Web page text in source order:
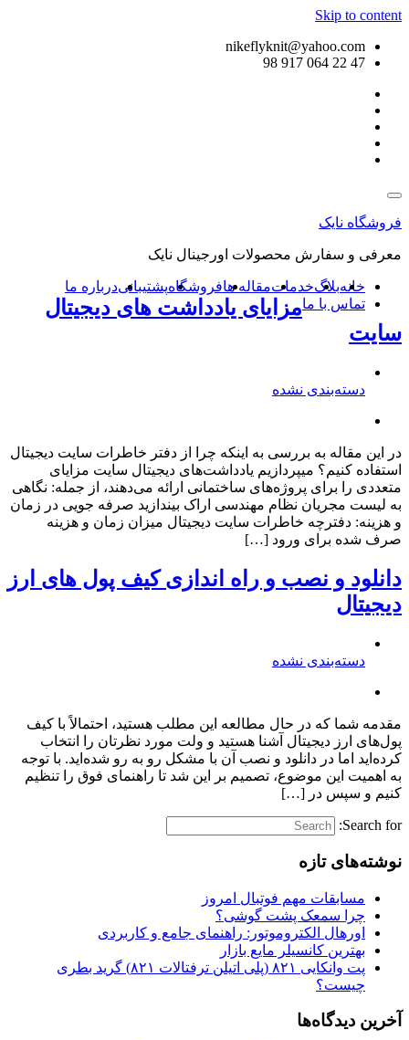
Skip to content
nikeflyknit@yahoo.com
47 22 064 917 98
فروشگاه نایک
معرفی و سفارش محصولات اورجینال نایک
خانهبلاگخدماتمقاله هافروشگاهپشتیبانیدرباره ما
تماس با مامزایای یادداشت‌ های دیجیتال
سایت
دسته‌بندی نشده
در این مقاله به بررسی به اینکه چرا از دفتر خاطرات سایت دیجیتال
استفاده کنیم؟ میپردازیم یادداشت‌های دیجیتال سایت مزایای
متعددی را برای پروژه‌های ساختمانی ارائه می‌دهند، از جمله: نگاهی
به لیست مجریان نظام مهندسی اراک بیندازید صرفه جویی در زمان
و هزینه: دفترچه خاطرات سایت دیجیتال میزان زمان و هزینه
صرف شده برای ورود […]
دانلود و نصب و راه اندازی کیف پول های ارز
دیجیتال
دسته‌بندی نشده
مقدمه شما که در حال مطالعه این مطلب هستید، احتمالاً با کیف
پول‌های ارز دیجیتال آشنا هستید و ولت مورد نظرتان را انتخاب
کرده‌اید اما در دانلود و نصب آن با مشکل رو به رو شده‌اید. با توجه
به اهمیت این موضوع، تصمیم بر این شد تا راهنمای فوق را تنظیم
کنیم و سپس در […]
Search for:
نوشته‌های تازه
مسابقات مهم فوتبال امروز
چرا سمعک پشت گوشی؟
اورهال الکتروموتور: راهنمای جامع و کاربردی
بهترین کانسیلر مایع بازار
پت وانکایی ۸۲۱ (پلی اتیلن ترفتالات ۸۲۱) گرید بطری
چیست؟
آخرین دیدگاه‌ها